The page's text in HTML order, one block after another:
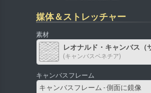
媒体＆ストレッチャー
素材
レオナルド・キャンバス（サ
(キャンバスベネチア)
キャンバスフレーム
キャンバスフレーム - 側面に鏡像